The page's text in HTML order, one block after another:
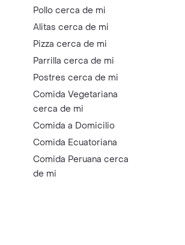
Pollo cerca de mi
Alitas cerca de mi
Pizza cerca de mi
Parrilla cerca de mi
Postres cerca de mi
Comida Vegetariana
cerca de mi
Comida a Domicilio
Comida Ecuatoriana
Comida Peruana cerca
de mi